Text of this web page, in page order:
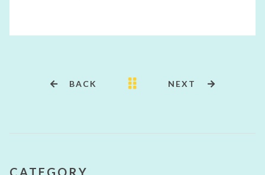
o
BACK NEXT
CATEGORY